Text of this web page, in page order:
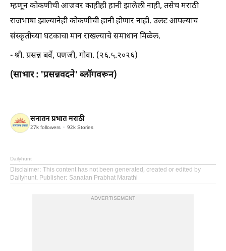
म्हणून कोकणीची आजवर काहीही हानी झालेली नाही, तसेच मराठी
राजभाषा झाल्यानेही कोकणीची हानी होणार नाही. उलट आपल्याच
संस्कृतीच्या घटकाचा मान राखल्याचे समाधान मिळेल.
- श्री. प्रसन्न बर्वे, पणजी, गोवा. (२६.५.२०२६)
(साभार : 'प्रसन्नवदने' ब्लॉगवरून)
सनातन प्रभात मराठी
27k followers 92k Stories
Dailyhunt
Disclaimer: This content has not been generated, created or edited by
Dailyhunt. Publisher: Sanatan Prabhat Marathi
ADVERTISEMENT